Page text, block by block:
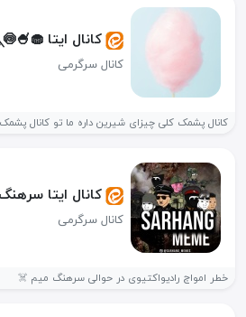
کانال ایتا
کانال سرگرمی
کانال پشمک کلی چیزای شیرین داره ما تو کانال
کانال ایتا
کانال سرگرمی
خطر امواج رادیواکتیوی در حوالی سرهنگ میم ☠️